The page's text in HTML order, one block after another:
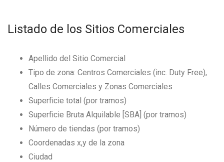
Listado de los Sitios Comerciales
Apellido del Sitio Comercial
Tipo de zona: Centros Comerciales (inc. Duty Free),
Calles Comerciales y Zonas Comerciales
Superficie total (por tramos)
Superficie Bruta Alquilable [SBA] (por tramos)
Número de tiendas (por tramos)
Coordenadas x,y de la zona
Ciudad